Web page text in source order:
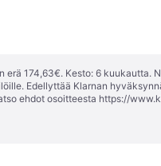
174,63€. Kesto: 6
Edellyttää Klarnan
ehdot osoitteesta https://